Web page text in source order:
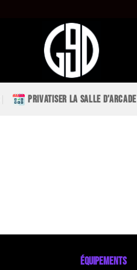
PRIVATISER LA SALLE D’ARCADE
ÉQUIPEMENTS